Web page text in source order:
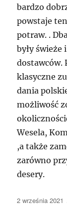
bardzo
powstaje
potraw. .
były świeże
dostawców.
klasyczne
dania
możliwość
Wesela,
,a także
zarówno
desery.
Data
2 września 2021